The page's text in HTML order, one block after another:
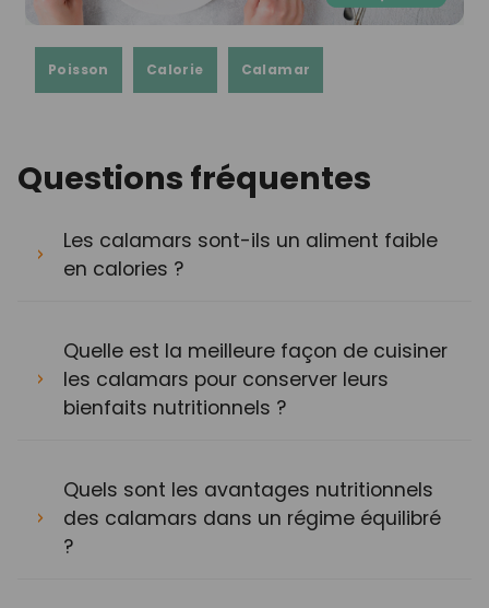
Poisson Calorie Calamar
Questions fréquentes
Les calamars sont-ils un aliment faible
en calories ?
Quelle est la meilleure façon de cuisiner
les calamars pour conserver leurs
bienfaits nutritionnels ?
Quels sont les avantages nutritionnels
des calamars dans un régime équilibré
?